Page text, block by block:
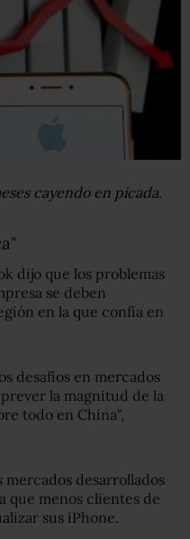
cayendo en picada.
dijo que los problemas
se deben
en la que confía en
desafíos en mercados
la magnitud de la
todo en China",
mercados desarrollados
que menos clientes de
sus iPhone.